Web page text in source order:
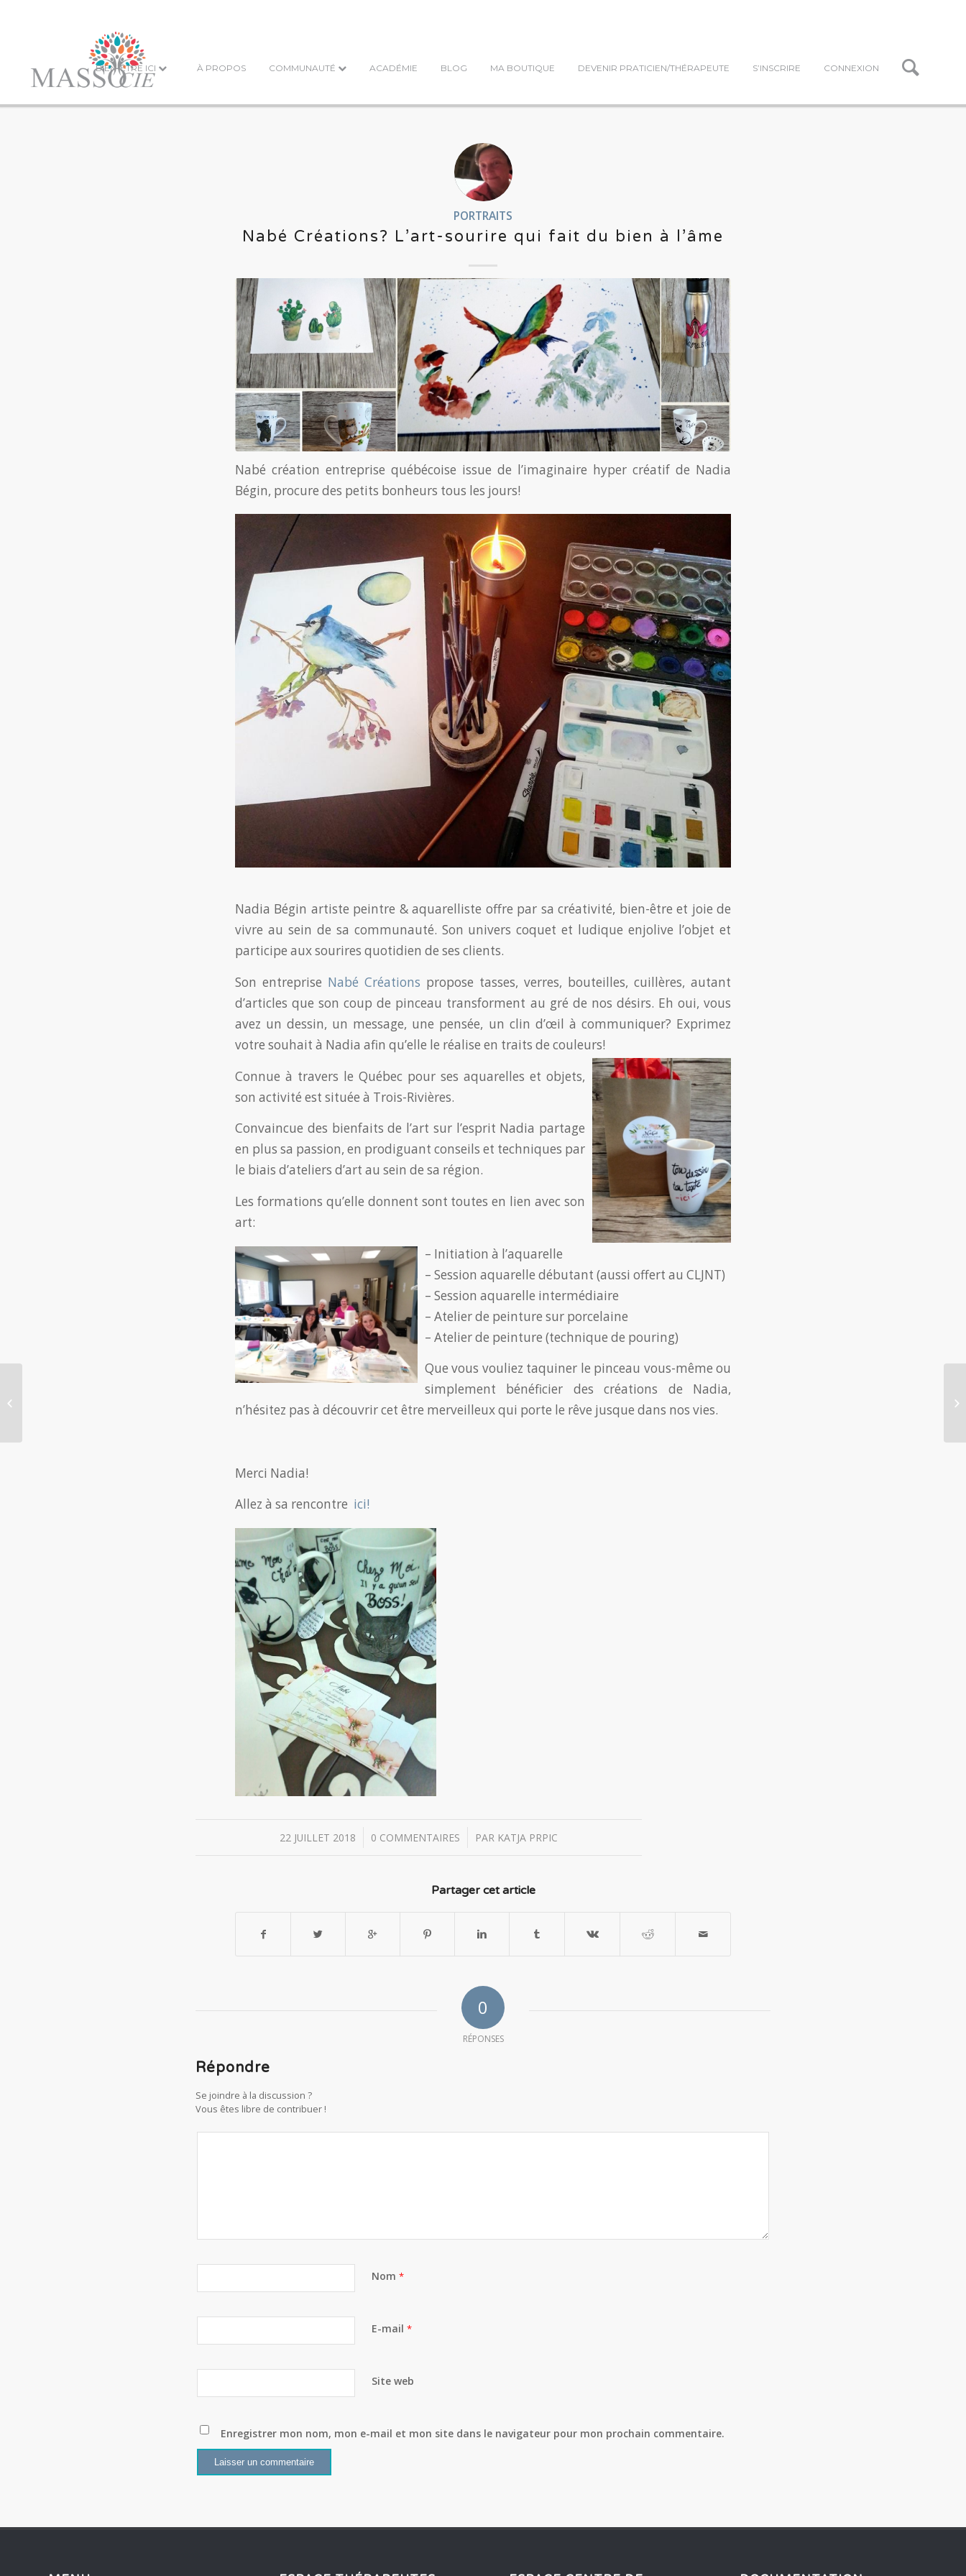
BIEN-ÊTRE ICI À PROPOS COMMUNAUTÉ ACADÉMIE BLOG MA BOUTIQUE DEVENIR PRATICIEN/THÉRAPEUTE S’INSCRIRE CONNEXION
PORTRAITS
Nabé Créations? L’art-sourire qui fait du bien à l’âme
Nabé création entreprise québécoise issue de l’imaginaire hyper créatif de Nadia
Bégin, procure des petits bonheurs tous les jours!
Nadia Bégin artiste peintre & aquarelliste offre par sa créativité, bien-être et joie de
vivre au sein de sa communauté. Son univers coquet et ludique enjolive l’objet et
participe aux sourires quotidien de ses clients.
Son entreprise Nabé Créations propose tasses, verres, bouteilles, cuillères, autant
d’articles que son coup de pinceau transforment au gré de nos désirs. Eh oui, vous
avez un dessin, un message, une pensée, un clin d’œil à communiquer? Exprimez
votre souhait à Nadia afin qu’elle le réalise en traits de couleurs!
Connue à travers le Québec pour ses aquarelles et objets,
son activité est située à Trois-Rivières.
Convaincue des bienfaits de l’art sur l’esprit Nadia partage
en plus sa passion, en prodiguant conseils et techniques par
le biais d’ateliers d’art au sein de sa région.
Les formations qu’elle donnent sont toutes en lien avec son
art:
– Initiation à l’aquarelle
– Session aquarelle débutant (aussi offert au CLJNT)
– Session aquarelle intermédiaire
– Atelier de peinture sur porcelaine
– Atelier de peinture (technique de pouring)
Que vous vouliez taquiner le pinceau vous-même ou
simplement bénéficier des créations de Nadia,
n’hésitez pas à découvrir cet être merveilleux qui porte le rêve jusque dans nos vies.
Merci Nadia!
Allez à sa rencontre ici!
22 JUILLET 2018
/ 0 COMMENTAIRES
/ PAR KATJA PRPIC
Partager cet article
0
RÉPONSES
Répondre
Se joindre à la discussion ?
Vous êtes libre de contribuer !
Nom *
E-mail *
Site web
Enregistrer mon nom, mon e-mail et mon site dans le navigateur pour mon prochain commentaire.